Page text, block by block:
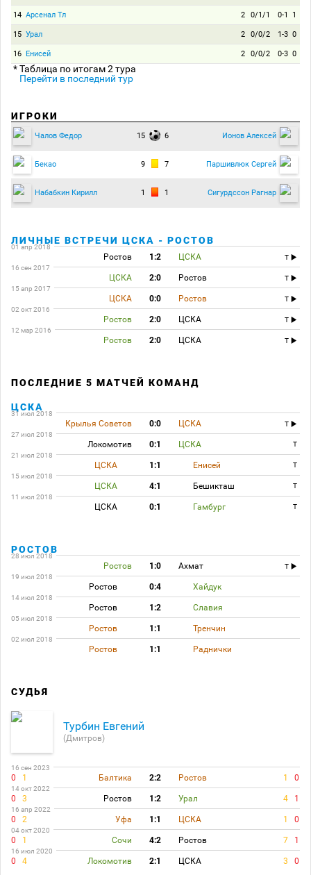
14 Арсенал Тл 2 0/1/1 0-1 1
15 Урал 2 0/0/2 1-3 0
16 Енисей 2 0/0/2 0-3 0
* Таблица по итогам 2 тура
Перейти в последний тур
ИГРОКИ
Чалов Федор 15 6 Ионов Алексей
Бекао 9 7 Паршивлюк Сергей
Набабкин Кирилл 1 1 Сигурдссон Рагнар
ЛИЧНЫЕ ВСТРЕЧИ ЦСКА - РОСТОВ
01 апр 2018
Ростов 1:2 ЦСКА
T
16 сен 2017
ЦСКА 2:0 Ростов
T
15 апр 2017
ЦСКА 0:0 Ростов
T
02 окт 2016
Ростов 2:0 ЦСКА
T
12 мар 2016
Ростов 2:0 ЦСКА T
ПОСЛЕДНИЕ 5 МАТЧЕЙ КОМАНД
ЦСКА
31 июл 2018
Крылья Советов 0:0 ЦСКА
T
27 июл 2018
Локомотив 0:1 ЦСКА
T
21 июл 2018
ЦСКА 1:1 Енисей
T
15 июл 2018
ЦСКА 4:1 Бешикташ
T
11 июл 2018
ЦСКА 0:1 Гамбург T
РОСТОВ
28 июл 2018
Ростов 1:0 Ахмат
T
19 июл 2018
Ростов 0:4 Хайдук
14 июл 2018
Ростов 1:2 Славия
05 июл 2018
Ростов 1:1 Тренчин
02 июл 2018
Ростов 1:1 Раднички
СУДЬЯ
Турбин Евгений
(Дмитров)
16 сен 2023
0 1 Балтика 2:2 Ростов 1 0
14 окт 2022
0 3 Ростов 1:2 Урал 4 1
16 апр 2022
0 2 Уфа 1:1 ЦСКА 1 0
04 окт 2020
0 1 Сочи 4:2 Ростов 7 1
16 июл 2020
0 4 Локомотив 2:1 ЦСКА 3 0